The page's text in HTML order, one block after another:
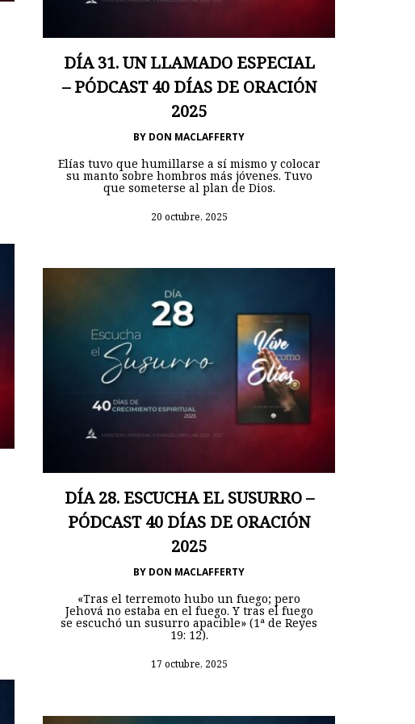
DÍA 31. UN LLAMADO ESPECIAL
– PÓDCAST 40 DÍAS DE ORACIÓN
2025
BY DON MACLAFFERTY
Elías tuvo que humillarse a sí mismo y colocar
su manto sobre hombros más jóvenes. Tuvo
que someterse al plan de Dios.
20 octubre, 2025
DÍA 28. ESCUCHA EL SUSURRO –
PÓDCAST 40 DÍAS DE ORACIÓN
2025
BY DON MACLAFFERTY
«Tras el terremoto hubo un fuego; pero
Jehová no estaba en el fuego. Y tras el fuego
se escuchó un susurro apacible» (1ª de Reyes
19: 12).
17 octubre, 2025